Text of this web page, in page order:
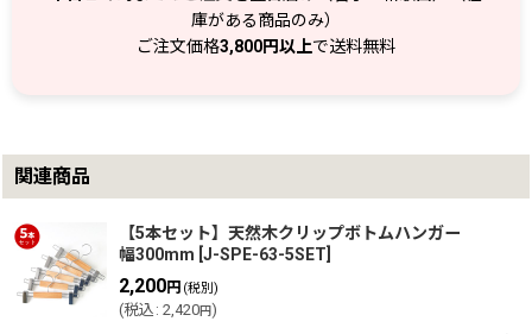
庫がある商品のみ）
ご注文価格3,800円以上で送料無料
関連商品
【5本セット】天然木クリップボトムハンガー
幅300mm [J-SPE-63-5SET]
2,200円 (税別)
(税込 : 2,420円)